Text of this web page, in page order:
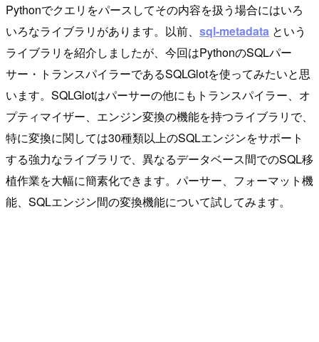
Pythonでクエリをパースしてその内容を扱う場合にはいろ
いろなライブラリがあります。以前、 sql-metadata という
ライブラリを紹介しましたが、今回はPythonのSQLパー
サー・トランスパイラーであるSQLGlotを使ってみたいと思
います。SQLGlotはパーサーの他にもトランスパイラー、オ
プティマイザー、エンジン変換の機能を持つライブラリで、
特に変換に関しては30種類以上のSQLエンジンをサポート
する強力なライブラリで、異なるデータベース間でのSQL移
植作業を大幅に簡素化できます。パーサー、フォーマット機
能、SQLエンジン間の変換機能について試してみます。